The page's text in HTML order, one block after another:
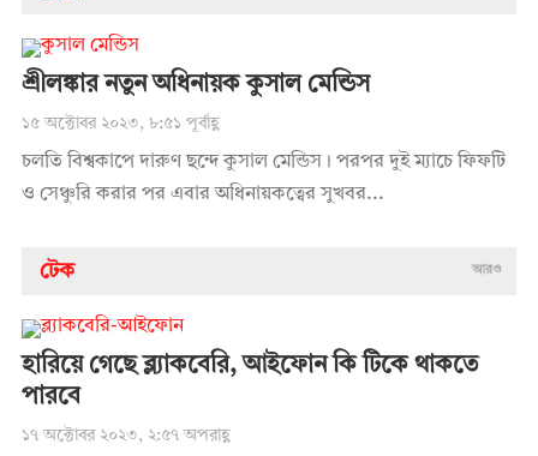
শ্রীলঙ্কার নতুন অধিনায়ক কুসাল মেন্ডিস
১৫ অক্টোবর ২০২৩, ৮:৫১ পূর্বাহ্ণ
চলতি বিশ্বকাপে দারুণ ছন্দে কুসাল মেন্ডিস। পরপর দুই ম্যাচে ফিফটি
ও সেঞ্চুরি করার পর এবার অধিনায়কত্বের সুখবর...
টেক আরও
হারিয়ে গেছে ব্ল্যাকবেরি, আইফোন কি টিকে থাকতে
পারবে
১৭ অক্টোবর ২০২৩, ২:৫৭ অপরাহ্ণ